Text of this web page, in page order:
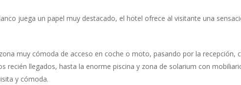
juega un papel muy destacado, el hotel ofrece al visitante una
muy cómoda de acceso en coche o moto, pasando por la recepción,
recién llegados, hasta la enorme piscina y zona de solarium con
y cómoda.